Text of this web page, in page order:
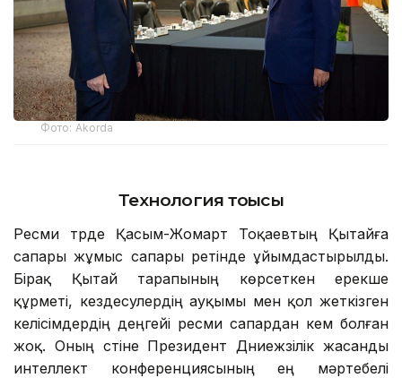
Фото: Аkorda
Технология тоғысы
Ресми түрде Қасым-Жомарт Тоқаевтың Қытайға
сапары жұмыс сапары ретінде ұйымдастырылды.
Бірақ Қытай тарапының көрсеткен ерекше
құрметі, кездесулердің ауқымы мен қол жеткізген
келісімдердің деңгейі ресми сапардан кем болған
жоқ. Оның үстіне Президент Дүниежүзілік жасанды
интеллект конференциясының ең мәртебелі